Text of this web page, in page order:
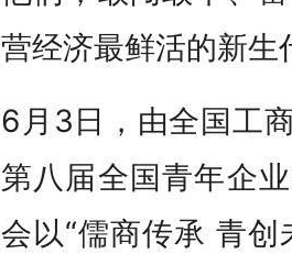
营经济最鲜活的新生
6月3日，由全国工
第八届全国青年企
会以“儒商传承 青创